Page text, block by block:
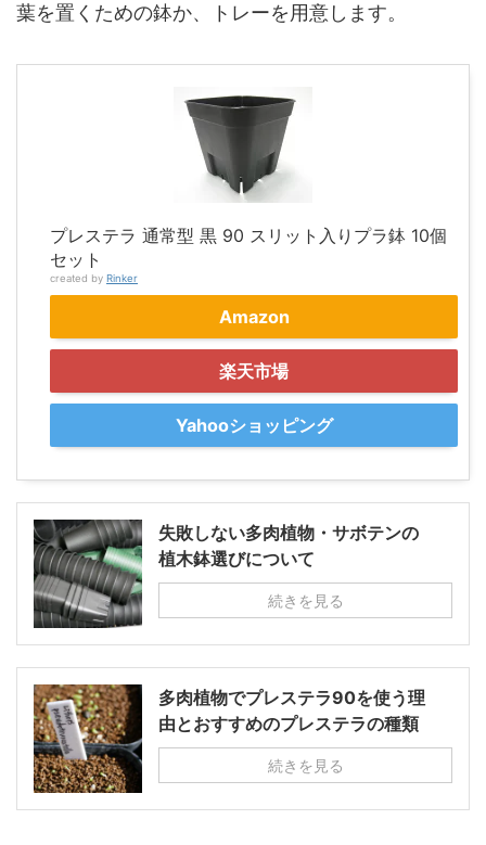
葉を置くための鉢か、トレーを用意します。
プレステラ 通常型 黒 90 スリット入りプラ鉢 10個
セット
created by Rinker
Amazon
楽天市場
Yahooショッピング
失敗しない多肉植物・サボテンの
植木鉢選びについて
続きを見る
多肉植物でプレステラ90を使う理
由とおすすめのプレステラの種類
続きを見る